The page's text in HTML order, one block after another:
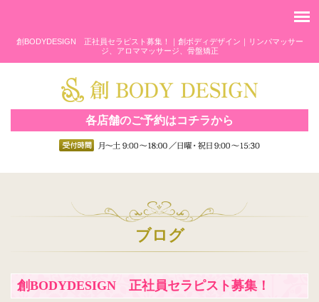
創BODYDESIGN 正社員セラピスト募集！｜創ボディデザイン｜リンパマッサー
ジ、アロママッサージ、骨盤矯正
各店舗のご予約はコチラから
ブログ
創BODYDESIGN 正社員セラピスト募集！